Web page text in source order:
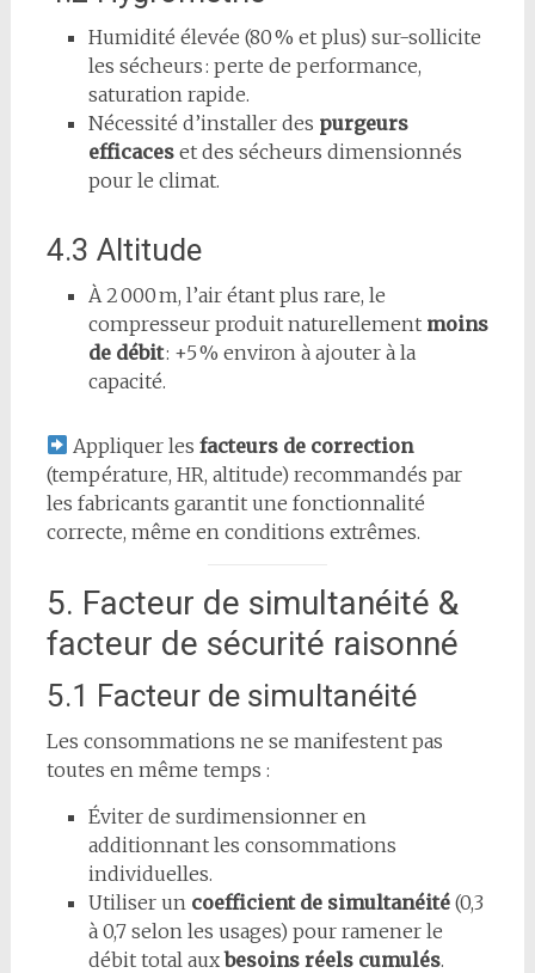
Humidité élevée (80 % et plus) sur-sollicite
les sécheurs : perte de performance,
saturation rapide.
Nécessité d’installer des purgeurs
efficaceset des sécheurs dimensionnés
pour le climat.
4.3 Altitude
À 2 000 m, l’air étant plus rare, le
compresseur produit naturellement moins
de débit: +5 % environ à ajouter à la
capacité.
Appliquer lesfacteurs de correction
(température, HR, altitude) recommandés par
les fabricants garantit une fonctionnalité
correcte, même en conditions extrêmes.
5. Facteur de simultanéité &
facteur de sécurité raisonné
5.1 Facteur de simultanéité
Les consommations ne se manifestent pas
toutes en même temps :
Éviter de surdimensionner en
additionnant les consommations
individuelles.
Utiliser un coefficient de simultanéité(0,3
à 0,7 selon les usages) pour ramener le
débit total auxbesoins réels cumulés.